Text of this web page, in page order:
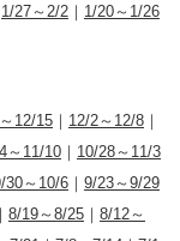
1/27～2/2 ｜ 1/20～1/26
12/15 ｜ 12/2～12/8 ｜
～11/10 ｜ 10/28～11/3
30～10/6 ｜ 9/23～9/29
｜ 8/19～8/25 ｜ 8/12～